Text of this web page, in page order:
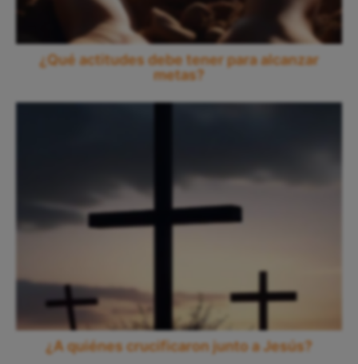
¿Qué actitudes debe tener para alcanzar
metas?
¿A quiénes crucificaron junto a Jesús?